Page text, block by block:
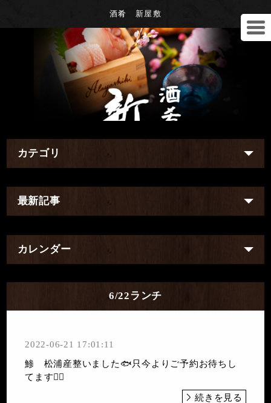
酒肴 新屋敷
カテゴリ
最新記事
カレンダー
6/22ランチ
2022-06-21 17:01:11
鯵 松浦産整いました🐟只今よりご予約お待ちし
てます🙇‍♀️
続きを見る